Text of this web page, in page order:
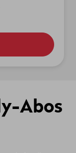
Abos